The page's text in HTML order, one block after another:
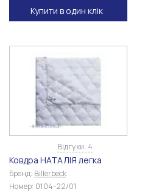
Купити в один клік
Відгуки: 4
Ковдра НАТАЛІЯ легка
Бренд: Billerbeck
Номер: 0104-22/01